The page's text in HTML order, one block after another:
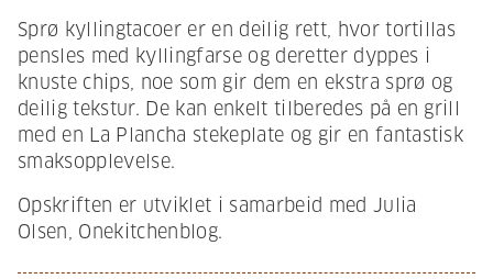
Sprø kyllingtacoer er en deilig rett, hvor tortillas
pensles med kyllingfarse og deretter dyppes i
knuste chips, noe som gir dem en ekstra sprø og
deilig tekstur. De kan enkelt tilberedes på en grill
med en La Plancha stekeplate og gir en fantastisk
smaksopplevelse.
Opskriften er utviklet i samarbeid med Julia
Olsen, Onekitchenblog.